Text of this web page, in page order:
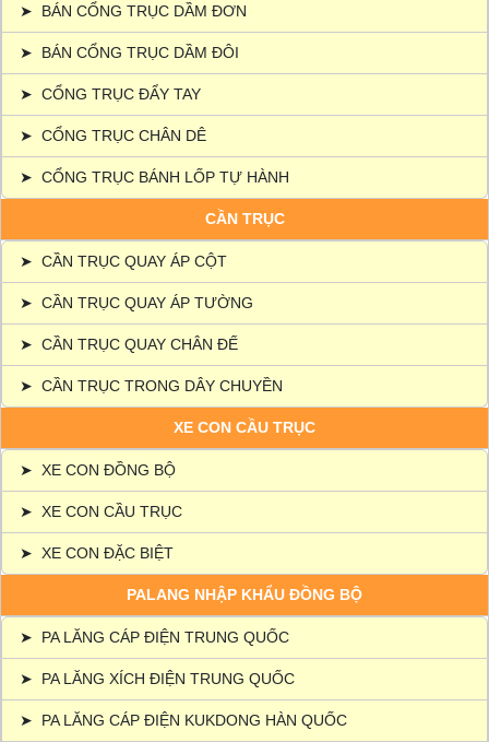
➤ BÁN CỔNG TRỤC DẦM ĐƠN
➤ BÁN CỔNG TRỤC DẦM ĐÔI
➤ CỔNG TRỤC ĐẨY TAY
➤ CỔNG TRỤC CHÂN DÊ
➤ CỔNG TRỤC BÁNH LỐP TỰ HÀNH
CẦN TRỤC
➤ CẦN TRỤC QUAY ÁP CỘT
➤ CẦN TRỤC QUAY ÁP TƯỜNG
➤ CẦN TRỤC QUAY CHÂN ĐẾ
➤ CẦN TRỤC TRONG DÂY CHUYỀN
XE CON CẦU TRỤC
➤ XE CON ĐỒNG BỘ
➤ XE CON CẦU TRỤC
➤ XE CON ĐẶC BIỆT
PALANG NHẬP KHẨU ĐỒNG BỘ
➤ PA LĂNG CÁP ĐIỆN TRUNG QUỐC
➤ PA LĂNG XÍCH ĐIỆN TRUNG QUỐC
➤ PA LĂNG CÁP ĐIỆN KUKDONG HÀN QUỐC